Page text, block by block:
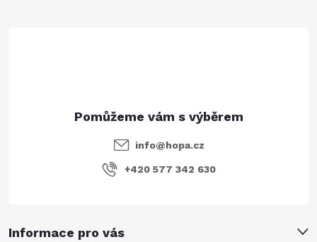
Informace pro vás
info@hopa.cz
+420 577 342 630